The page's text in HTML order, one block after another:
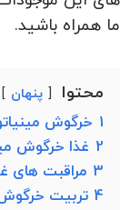
ما همراه باشید.
محتوا پنهان
1 خرگوش
2 غذا خرگوش
3 مراقبت های
4 تربیت خرگوش